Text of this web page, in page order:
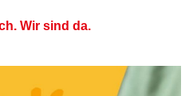
Wir sind da.